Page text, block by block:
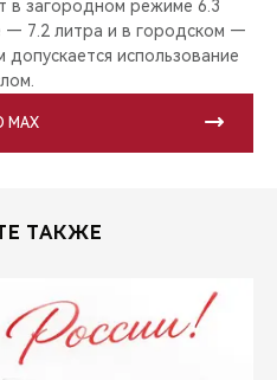
в загородном режиме 6.3
7.2 литра и в городском —
использование
MAX
ТАКЖЕ